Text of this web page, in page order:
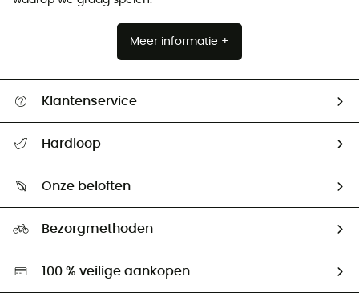
Meer informatie +
Klantenservice
Retourzendingen & Terugbetalingen
Hardloop
Ambassadeurs
Onze beloften
Hardgreen
Bezorgmethoden
100 % veilige aankopen